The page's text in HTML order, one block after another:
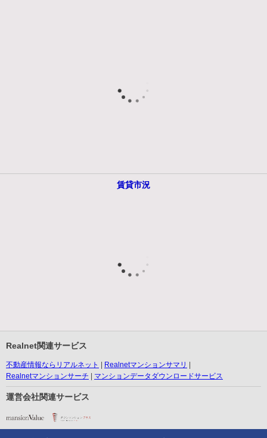
賃貸市況
Realnet関連サービス
不動産情報ならリアルネット
Realnetマンションサマリ
Realnetマンションサーチ
マンションデータダウンロードサービス
運営会社関連サービス